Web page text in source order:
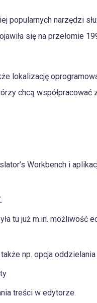
popularnych narzędzi
się na przełomie
lokalizację
chcą
Workbench i
tu już m.in. możliwość
np. opcja
treści w edytorze.